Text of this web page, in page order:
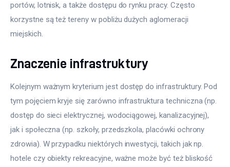
portów, lotnisk, a także dostępu do rynku pracy. Często
korzystne są też tereny w pobliżu dużych aglomeracji
miejskich.
Znaczenie infrastruktury
Kolejnym ważnym kryterium jest dostęp do infrastruktury. Pod
tym pojęciem kryje się zarówno infrastruktura techniczna (np.
dostęp do sieci elektrycznej, wodociągowej, kanalizacyjnej),
jak i społeczna (np. szkoły, przedszkola, placówki ochrony
zdrowia). W przypadku niektórych inwestycji, takich jak np.
hotele czy obiekty rekreacyjne, ważne może być też bliskość